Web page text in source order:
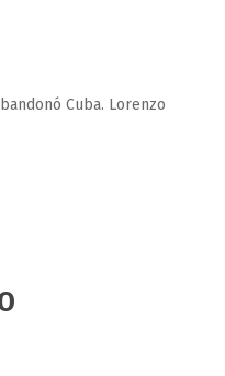
Cuba. Lorenzo